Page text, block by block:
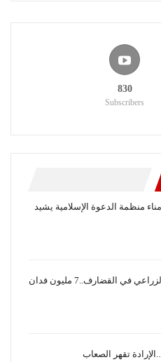
830
Subscribers
منظمة الدعوة الإسلامية يشيد
نجاح الموسم الزراعي في القضارف..7 مليون فدان
تقهر الصعاب